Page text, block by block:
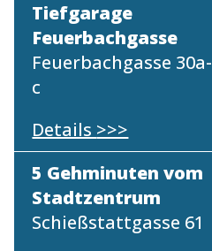
Tiefgarage
Feuerbachgasse
Feuerbachgasse 30a-
c
Details >>>
5 Gehminuten vom
Stadtzentrum
Schießstattgasse 61